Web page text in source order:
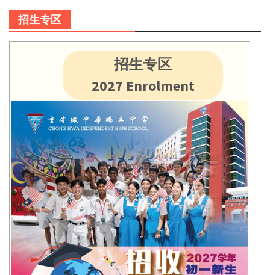
招生专区
招生专区
2027 Enrolment